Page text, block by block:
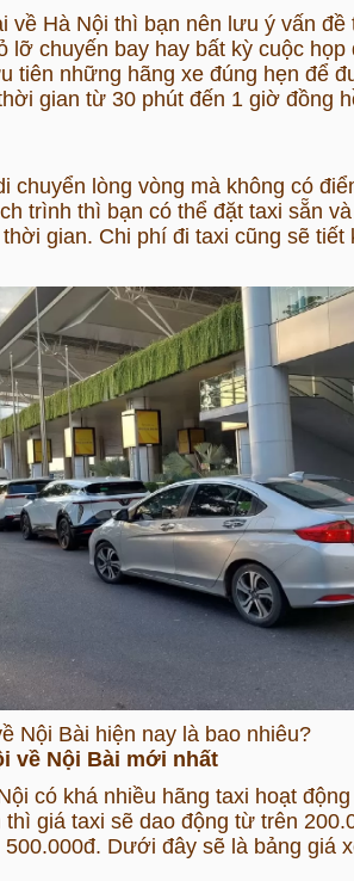
về Hà Nội thì bạn nên lưu ý vấn
lỡ chuyến bay hay bất kỳ cuộc họp
tiên những hãng xe đúng hẹn để
gian từ 30 phút đến 1 giờ đồng
lòng vòng mà không có
trình thì bạn có thể đặt taxi sẵn
gian. Chi phí đi taxi cũng sẽ tiết
Nội Bài hiện nay là bao nhiêu?
về Nội Bài mới nhất
có khá nhiều hãng taxi hoạt
giá taxi sẽ dao động từ trên
Dưới đây sẽ là bảng giá